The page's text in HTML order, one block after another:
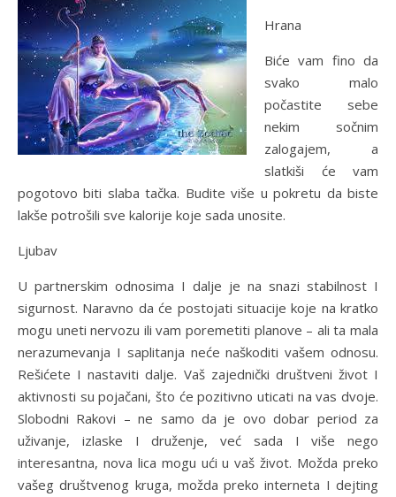
Hrana
Biće vam fino da
svako malo
počastite sebe
nekim sočnim
zalogajem, a
slatkiši će vam
pogotovo biti slaba tačka. Budite više u pokretu da biste
lakše potrošili sve kalorije koje sada unosite.
Ljubav
U partnerskim odnosima I dalje je na snazi stabilnost I
sigurnost. Naravno da će postojati situacije koje na kratko
mogu uneti nervozu ili vam poremetiti planove – ali ta mala
nerazumevanja I saplitanja neće naškoditi vašem odnosu.
Rešićete I nastaviti dalje. Vaš zajednički društveni život I
aktivnosti su pojačani, što će pozitivno uticati na vas dvoje.
Slobodni Rakovi – ne samo da je ovo dobar period za
uživanje, izlaske I druženje, već sada I više nego
interesantna, nova lica mogu ući u vaš život. Možda preko
vašeg društvenog kruga, možda preko interneta I dejting